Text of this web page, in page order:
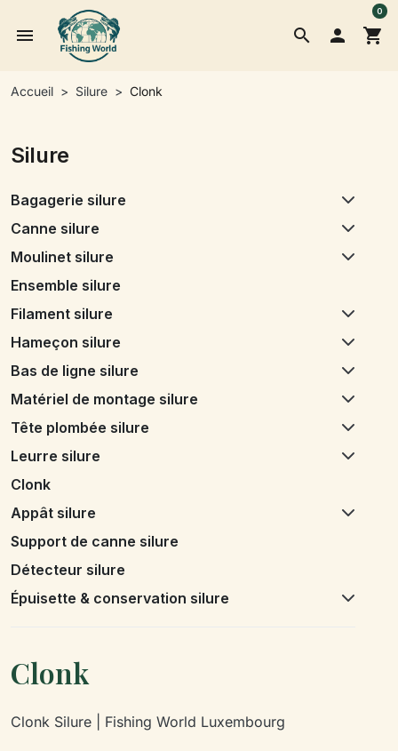
search
menu  shopping_cart
0
Accueil Silure Clonk
Silure
Bagagerie silure
Canne silure
Moulinet silure
Ensemble silure
Filament silure
Hameçon silure
Bas de ligne silure
Matériel de montage silure
Tête plombée silure
Leurre silure
Clonk
Appât silure
Support de canne silure
Détecteur silure
Épuisette & conservation silure
Clonk
Clonk Silure | Fishing World Luxembourg